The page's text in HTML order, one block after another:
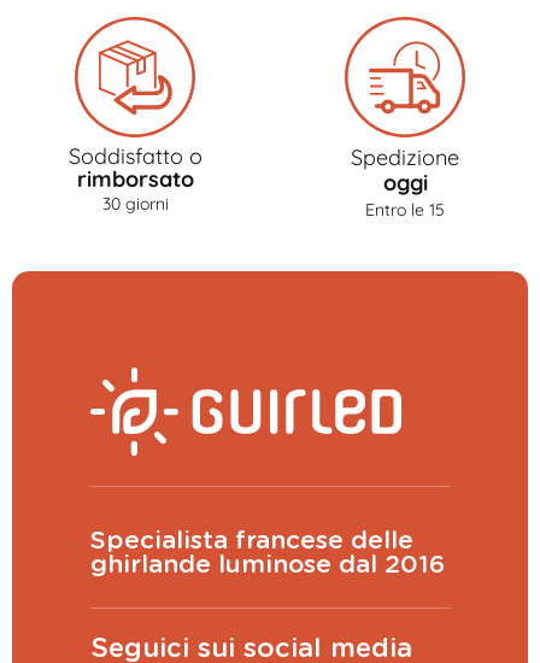
Soddisfatto o
rimborsato
30 giorni
Spedizione
oggi
Entro le 15
Specialista francese delle
ghirlande luminose dal 2016
Seguici sui social media